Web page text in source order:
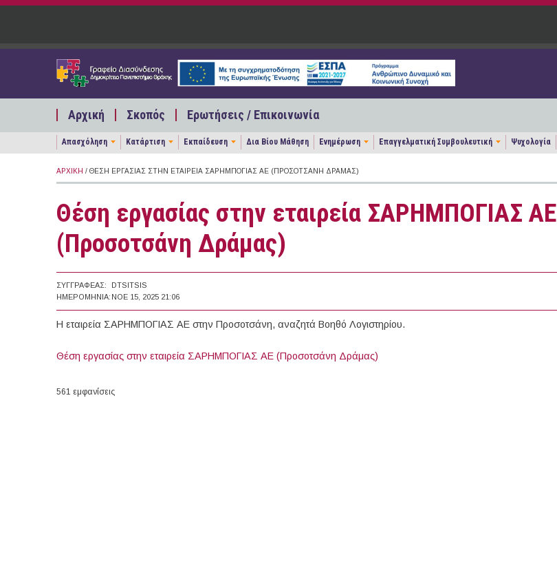
Παράκαμψη προς το κυρίως περιεχόμενο
Αρχική Σκοπός Ερωτήσεις / Επικοινωνία
Απασχόληση Κατάρτιση Εκπαίδευση Δια Βίου Μάθηση Ενημέρωση Επαγγελματική Συμβουλευτική Ψυχολογία
ΑΡΧΙΚΉ / ΘΈΣΗ ΕΡΓΑΣΊΑΣ ΣΤΗΝ ΕΤΑΙΡΕΊΑ ΣΑΡΗΜΠΟΓΙΑΣ ΑΕ (ΠΡΟΣΟΤΣΆΝΗ ΔΡΆΜΑΣ)
Θέση εργασίας στην εταιρεία ΣΑΡΗΜΠΟΓΙΑΣ ΑΕ
(Προσοτσάνη Δράμας)
ΣΥΓΓΡΑΦΈΑΣ:
DTSITSIS
ΗΜΕΡΟΜΗΝΊΑ: ΝΟΕ 15, 2025 21:06
Η εταιρεία ΣΑΡΗΜΠΟΓΙΑΣ ΑΕ στην Προσοτσάνη, αναζητά Βοηθό Λογιστηρίου.
Θέση εργασίας στην εταιρεία ΣΑΡΗΜΠΟΓΙΑΣ ΑΕ (Προσοτσάνη Δράμας)
561 εμφανίσεις